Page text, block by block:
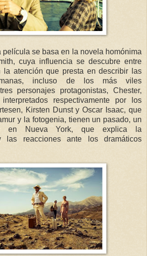
película se basa en la novela homónima
cuya influencia se descubre entre
la atención que presta en describir las
incluso de los más viles
personajes protagonistas, Chester,
respectivamente por los
Kirsten Dunst y Oscar Isaac, que
y la fotogenia, tienen un pasado, un
en Nueva York, que explica la
las reacciones ante los dramáticos